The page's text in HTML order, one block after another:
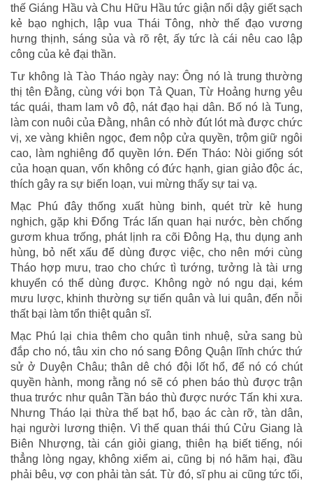
thế Giáng Hầu và Chu Hữu Hầu tức giận nổi dậy giết sạch
kẻ bạo nghịch, lập vua Thái Tông, nhờ thế đạo vương
hưng thịnh, sáng sủa và rõ rệt, ấy tức là cái nêu cao lập
công của kẻ đại thần.
Tư không là Tào Tháo ngày nay: Ông nó là trung thường
thị tên Đằng, cùng với bọn Tả Quan, Từ Hoảng hưng yêu
tác quái, tham lam vô độ, nát đạo hại dân. Bố nó là Tung,
làm con nuôi của Đằng, nhân có nhờ đút lót mà được chức
vị, xe vàng khiên ngọc, đem nộp cửa quyền, trộm giữ ngôi
cao, làm nghiêng đổ quyền lớn. Đến Tháo: Nòi giống sót
của hoạn quan, vốn không có đức hạnh, gian giảo độc ác,
thích gây ra sự biến loạn, vui mừng thấy sự tai vạ.
Mạc Phú đây thống xuất hùng binh, quét trừ kẻ hung
nghịch, gặp khi Đổng Trác lấn quan hại nước, bèn chống
gươm khua trống, phát lịnh ra cõi Đông Hạ, thu dụng anh
hùng, bỏ nết xấu để dùng được việc, cho nên mới cùng
Tháo hợp mưu, trao cho chức tì tướng, tưởng là tài ưng
khuyển có thể dùng được. Không ngờ nó ngu dại, kém
mưu lược, khinh thường sự tiến quân và lui quân, đến nỗi
thất bại làm tổn thiệt quân sĩ.
Mạc Phú lại chia thêm cho quân tinh nhuệ, sửa sang bù
đắp cho nó, tâu xin cho nó sang Đông Quận lĩnh chức thứ
sử ở Duyện Châu; thân dê chó đội lốt hổ, để nó có chút
quyền hành, mong rằng nó sẽ có phen báo thù được trận
thua trước như quân Tần báo thù được nước Tấn khi xưa.
Nhưng Tháo lại thừa thế bạt hổ, bạo ác càn rỡ, tàn dân,
hại người lương thiện. Vì thế quan thái thú Cửu Giang là
Biên Nhượng, tài cán giỏi giang, thiên hạ biết tiếng, nói
thẳng lòng ngay, không xiểm ai, cũng bị nó hãm hại, đầu
phải bêu, vợ con phải tàn sát. Từ đó, sĩ phu ai cũng tức tối,